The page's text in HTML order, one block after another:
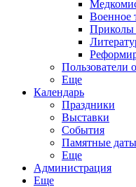
Военное
Приколы
Пользователи
Еще
Календарь
Праздники
Выставки
События
Памятные даты
Еще
Администрация
Еще